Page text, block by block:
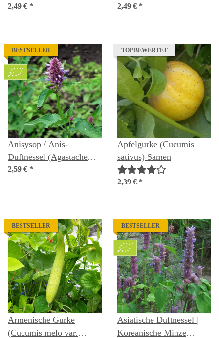
2,49 € * 2,49 € *
BESTSELLER
Anisysop / Anis-
Duftnessel (Agastache
foeniculum) Bio Saatgut
2,59 € *
TOP BEWERTET
Apfelgurke (Cucumis
sativus) Samen
2,39 € *
BESTSELLER
Armenische Gurke
(Cucumis melo var.
BESTSELLER
Asiatische Duftnessel |
Koreanische Minze